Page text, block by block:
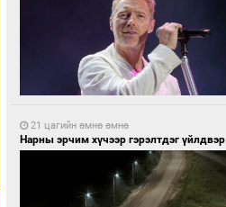
21 цагийн өмнө өмнө
Нарны эрчим хүчээр гэрэлтдэг үйлдвэр